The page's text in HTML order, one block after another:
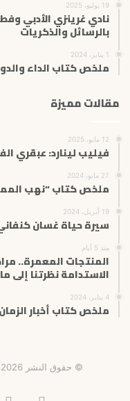
19 يوليو، 2025
نادي غرينزي الأدبي
بالرسائل والذكريات
1 يناير، 2024
ملخص كتاب الداء
مقالات مميزة
12 مايو، 2025
فيليب لينارد: عبقري
27 مايو، 2024
ملخص كتاب “نهب
19 أبريل، 2024
سيرة حياة غسان
منذ 5 أيام
المنتجات المعمرة..
الاستدامة نظرتنا إلى
4 يناير، 2024
ملخص كتاب أخبار الزمان
© حقوق النشر 2026، جميع الحقوق محفوظة زهور الأدب